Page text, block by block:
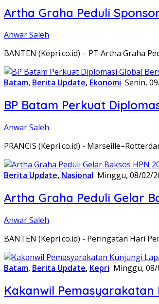
Artha Graha Peduli
Anwar Saleh
BANTEN (Kepri.co.id) – PT Artha Graha
Batam, Berita Update, Ekonomi Senin,
BP Batam Perkuat
Anwar Saleh
PRANCIS (Kepri.co.id) -
Berita Update, Nasional Minggu, 08/02/
Artha Graha Peduli Gelar
Anwar Saleh
BANTEN (Kepri.co.id) - Peringatan Hari
Batam, Berita Update, Kepri Minggu, 08/
Kakanwil